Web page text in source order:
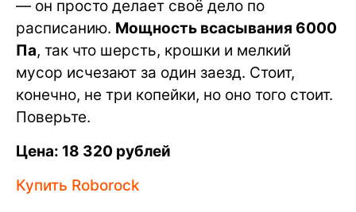
— он просто делает своё дело по
расписанию. Мощность всасывания 6000
Па, так что шерсть, крошки и мелкий
мусор исчезают за один заезд. Стоит,
конечно, не три копейки, но оно того стоит.
Поверьте.
Цена: 18 320 рублей
Купить Roborock